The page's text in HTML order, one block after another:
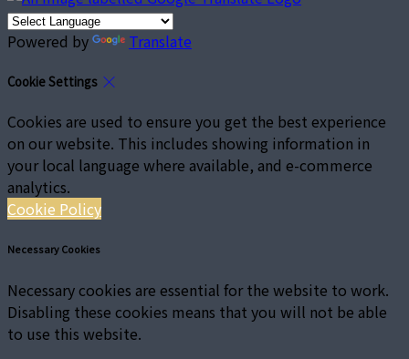
Powered by Translate
Cookie Settings
Cookies are used to ensure you get the best experience
on our website. This includes showing information in
your local language where available, and e-commerce
analytics.
Cookie Policy
Necessary Cookies
Necessary cookies are essential for the website to work.
Disabling these cookies means that you will not be able
to use this website.